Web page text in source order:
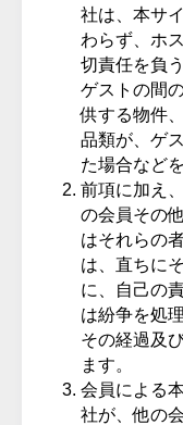
社は、本サ
わらず、ホ
切責任を負
ゲストの間
供する物件
品類が、ゲ
た場合など
前項に加え
の会員その
はそれらの
は、直ちに
に、自己の
は紛争を処
その経過及
ます。
会員による
社が、他の